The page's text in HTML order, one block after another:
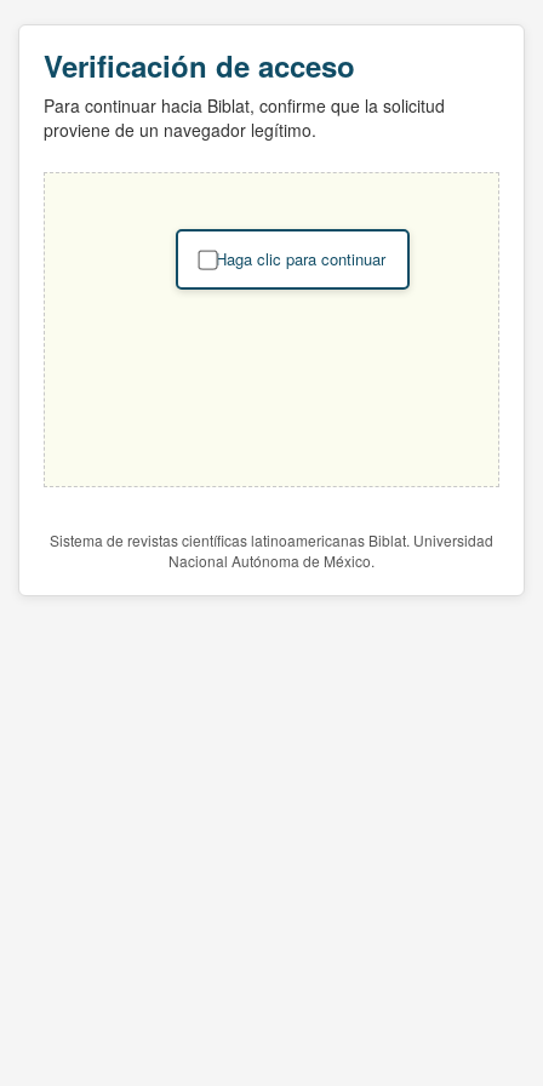
Verificación de acceso
Para continuar hacia Biblat, confirme que la solicitud
proviene de un navegador legítimo.
Haga clic para continuar
Sistema de revistas científicas latinoamericanas Biblat. Universidad
Nacional Autónoma de México.